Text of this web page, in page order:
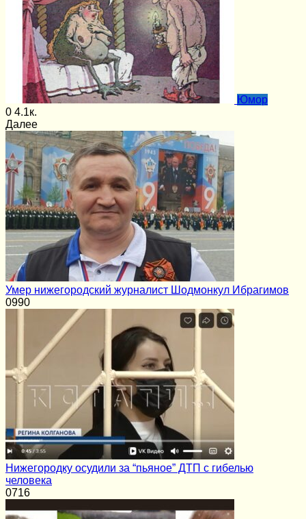
Юмор
0 4.1к.
Далее
Умер нижегородский журналист Шодмонкул Ибрагимов
0990
Нижегородку осудили за “пьяное” ДТП с гибелью
человека
0716